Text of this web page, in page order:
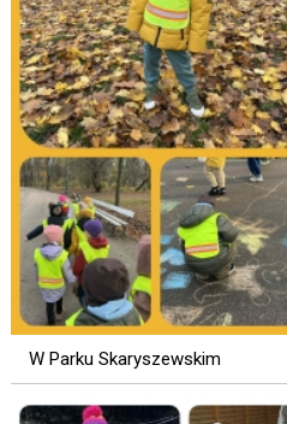
W Parku Skaryszewskim